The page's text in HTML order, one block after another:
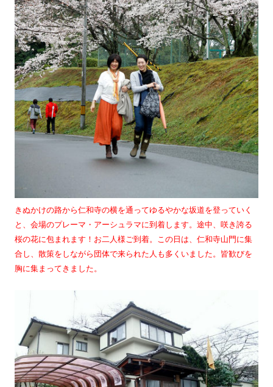
きぬかけの路から仁和寺の横を通ってゆるやかな坂道を登っていく
と、会場のプレーマ・アーシュラマに到着します。途中、咲き誇る
桜の花に包まれます！お二人様ご到着。この日は、仁和寺山門に集
合し、散策をしながら団体で来られた人も多くいました。皆歓びを
胸に集まってきました。